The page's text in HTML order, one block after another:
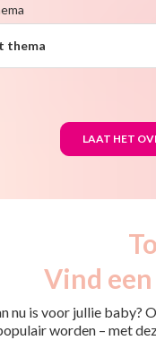
thema
Vind
nu is voor jullie
worden – met